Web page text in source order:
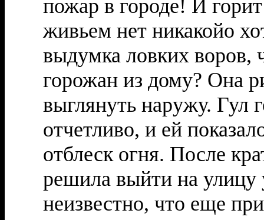
пожар в городе! И
живьем нет никакойо
выдумка ловких
горожан из дому? Она
выглянуть наружу. Гул
отчетливо, и ей
отблеск огня. После
решила выйти на улицу
неизвестно, что еще